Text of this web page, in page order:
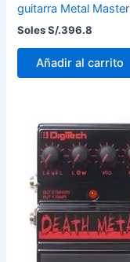
guitarra Metal Master
Soles S/.396.8
Añadir al carrito